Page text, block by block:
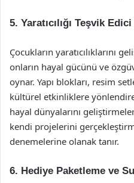
5. Yaratıcılığı Teşvik
Çocukların yaratıcılıklarını
onların hayal gücünü ve
oynar. Yapı blokları, resim
kültürel etkinliklere
hayal dünyalarını
kendi projelerini
denemelerine olanak tanır.
6. Hediye Paketleme ve